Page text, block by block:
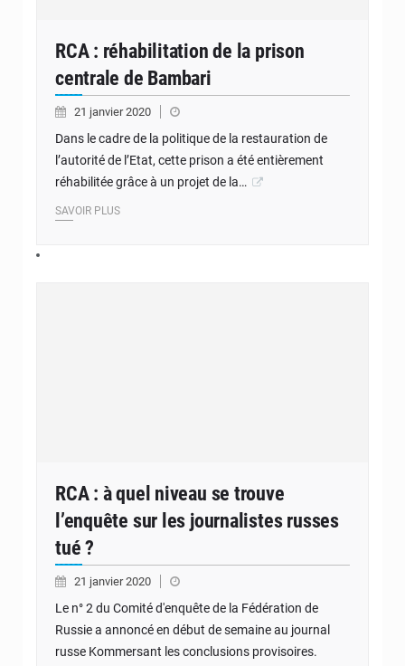
RCA : réhabilitation de la prison
centrale de Bambari
21 janvier 2020
Dans le cadre de la politique de la restauration de
l’autorité de l’Etat, cette prison a été entièrement
réhabilitée grâce à un projet de la…
SAVOIR PLUS
RCA : à quel niveau se trouve
l’enquête sur les journalistes russes
tué ?
21 janvier 2020
Le n° 2 du Comité d'enquête de la Fédération de
Russie a annoncé en début de semaine au journal
russe Kommersant les conclusions provisoires.